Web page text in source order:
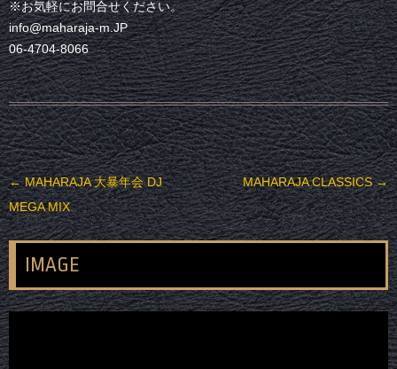
※お気軽にお問合せください。
info@maharaja-m.JP
06-4704-8066
投稿ナビゲーション
←MAHARAJA 大暴年会 DJ
MEGA MIX
MAHARAJA CLASSICS→
IMAGE